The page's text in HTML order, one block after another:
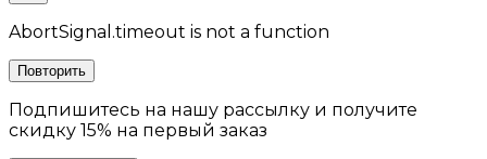
AbortSignal.timeout is not a function
Повторить
Подпишитесь на нашу рассылку и получите
скидку 15% на первый заказ